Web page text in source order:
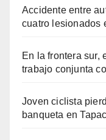
Accidente entre
cuatro lesionados
En la frontera sur,
trabajo conjunta
Joven ciclista
banqueta en